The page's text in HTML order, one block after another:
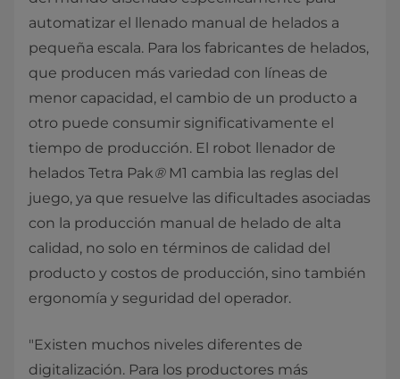
automatizar el llenado manual de helados a
pequeña escala. Para los fabricantes de helados,
que producen más variedad con líneas de
menor capacidad, el cambio de un producto a
otro puede consumir significativamente el
tiempo de producción. El robot llenador de
helados Tetra Pak®M1 cambia las reglas del
juego, ya que resuelve las dificultades asociadas
con la producción manual de helado de alta
calidad, no solo en términos de calidad del
producto y costos de producción, sino también
ergonomía y seguridad del operador.
"Existen muchos niveles diferentes de
digitalización. Para los productores más